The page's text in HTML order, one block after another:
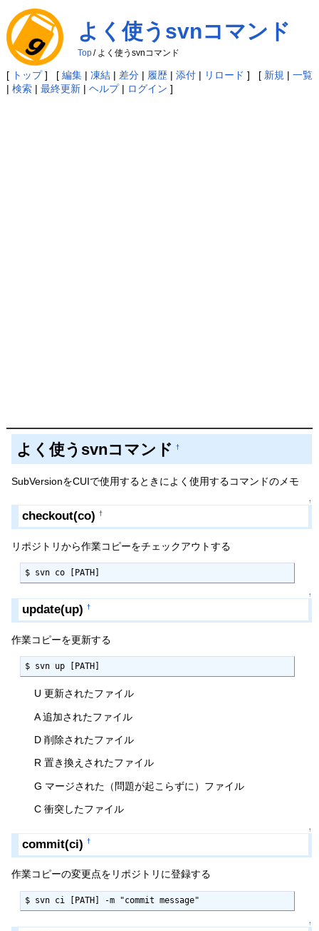
よく使うsvnコマンド
Top/ よく使うsvnコマンド
[ トップ] [ 編集| 凍結| 差分| 履歴| 添付| リロード ] [ 新規 | 一覧
| 検索| 最終更新| ヘルプ| ログイン ]
よく使うsvnコマンド †
SubVersionをCUIで使用するときによく使用するコマンドのメモ
↑
checkout(co) †
リポジトリから作業コピーをチェックアウトする
$ svn co [PATH]
↑
update(up) †
作業コピーを更新する
$ svn up [PATH]
U 更新されたファイル
A 追加されたファイル
D 削除されたファイル
R 置き換えされたファイル
G マージされた（問題が起こらずに）ファイル
C 衝突したファイル
↑
commit(ci) †
作業コピーの変更点をリポジトリに登録する
$ svn ci [PATH] -m "commit message"
↑